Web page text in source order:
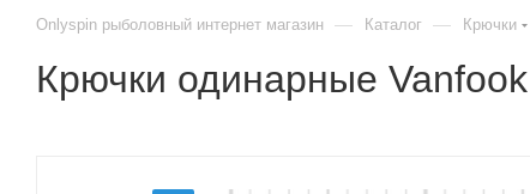
Onlyspin рыболовный интернет магазин — Каталог — Крючки
Крючки одинарные